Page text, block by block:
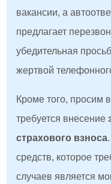
вакансии, а
предлагает
убедительная
жертвой
Кроме того, просим
требуется внесение
страхового взноса
средств, которое
случаев является